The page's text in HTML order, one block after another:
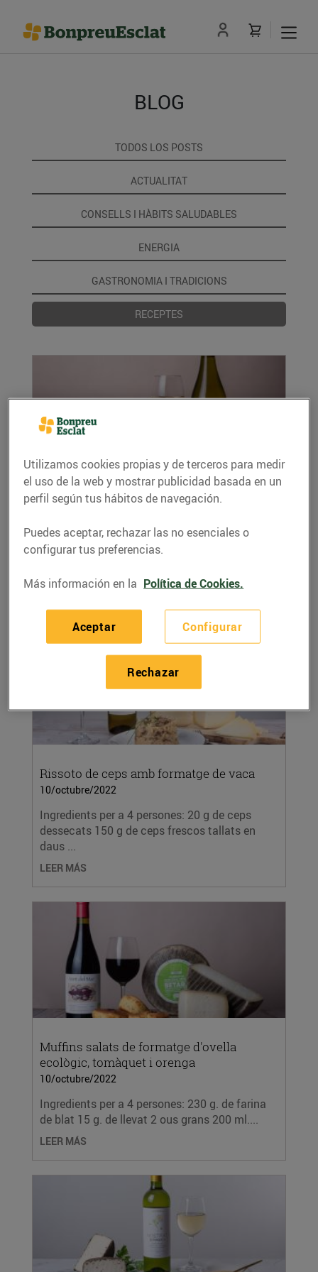
BLOG
TODOS LOS POSTS
ACTUALITAT
CONSELLS I HÀBITS SALUDABLES
ENERGIA
GASTRONOMIA I TRADICIONS
RECEPTES
Crestes de formatge de cabra rústic amb
11/octubre/2022
Ingredients per a 4 persones: Per al farciment:
Rissoto de ceps amb formatge de vaca
10/octubre/2022
Ingredients per a 4 persones: 20 g de ceps
dessecats 150 g de ceps frescos tallats en
daus ...
LEER MÁS
Muffins salats de formatge d'ovella
ecològic, tomàquet i orenga
10/octubre/2022
Ingredients per a 4 persones: 230 g. de farina
de blat 15 g. de llevat 2 ous grans 200 ml....
LEER MÁS
Utilizamos cookies propias y de terceros para medir
el uso de la web y mostrar publicidad basada en un
perfil según tus hábitos de navegación.
Puedes aceptar, rechazar las no esenciales o
configurar tus preferencias.
Más información en la Política de Cookies.
Configurar
Rechazar
Aceptar